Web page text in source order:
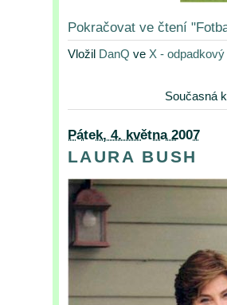
Pokračovat ve čtení
Vložil DanQ ve X -
Současná
Pátek, 4. května 2007
LAURA BUSH